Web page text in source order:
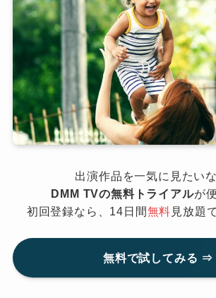
出演作品を一気に見たいな
DMM TVの無料トライアルが
初回登録なら、14日間無料 見放題
無料で試してみる ⇒